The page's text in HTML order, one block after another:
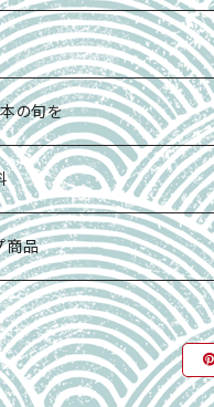
の旬を
せセット
商品